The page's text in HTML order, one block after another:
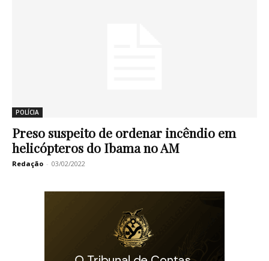
POLÍCIA
Preso suspeito de ordenar incêndio em
helicópteros do Ibama no AM
Redação - 03/02/2022